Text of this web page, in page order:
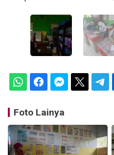
Foto Lainya